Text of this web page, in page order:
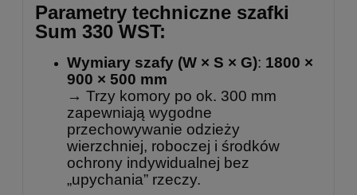
Parametry techniczne szafki
Sum 330 WST:
Wymiary szafy (W × S × G): 1800 ×
900 × 500 mm
→ Trzy komory po ok. 300 mm
zapewniają wygodne
przechowywanie odzieży
wierzchniej, roboczej i środków
ochrony indywidualnej bez
„upychania” rzeczy.